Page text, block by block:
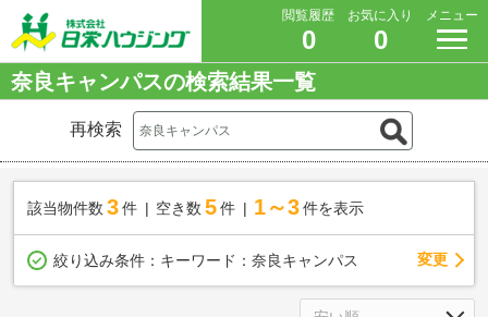
閲覧履歴
0
お気に入り
0
メニュー
奈良キャンパスの検索結果一覧
再検索
該当物件数 3件 空き数 5 件 1～3 件を表示
絞り込み条件： キーワード：奈良キャンパス 変更